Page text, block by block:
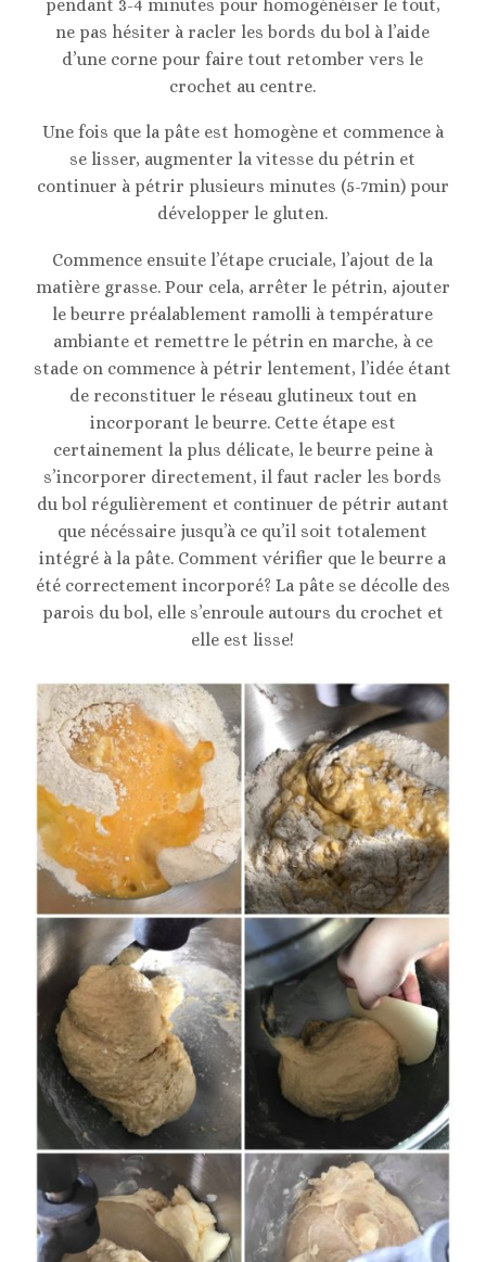
pendant 3-4 minutes pour homogénéiser le tout,
ne pas hésiter à racler les bords du bol à l’aide
d’une corne pour faire tout retomber vers le
crochet au centre.
Une fois que la pâte est homogène et commence à
se lisser, augmenter la vitesse du pétrin et
continuer à pétrir plusieurs minutes (5-7min) pour
développer le gluten.
Commence ensuite l’étape cruciale, l’ajout de la
matière grasse. Pour cela, arrêter le pétrin, ajouter
le beurre préalablement ramolli à température
ambiante et remettre le pétrin en marche, à ce
stade on commence à pétrir lentement, l’idée étant
de reconstituer le réseau glutineux tout en
incorporant le beurre. Cette étape est
certainement la plus délicate, le beurre peine à
s’incorporer directement, il faut racler les bords
du bol régulièrement et continuer de pétrir autant
que nécéssaire jusqu’à ce qu’il soit totalement
intégré à la pâte. Comment vérifier que le beurre a
été correctement incorporé? La pâte se décolle des
parois du bol, elle s’enroule autours du crochet et
elle est lisse!